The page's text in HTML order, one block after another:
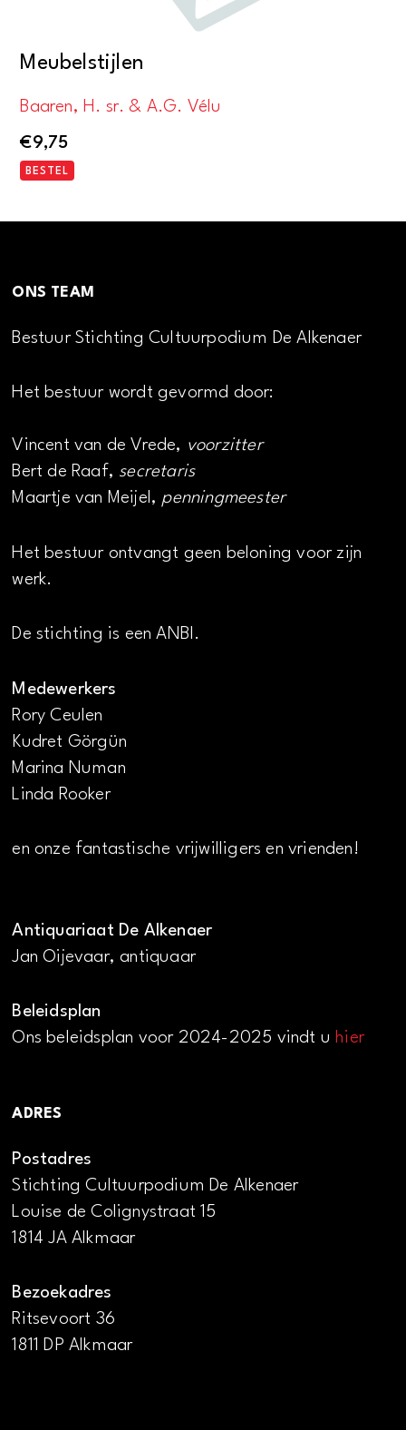
Meubelstijlen
Baaren, H. sr. & A.G. Vélu
€9,75
BESTEL
ONS TEAM
Bestuur Stichting Cultuurpodium De Alkenaer
Het bestuur wordt gevormd door:
Vincent van de Vrede, voorzitter
Bert de Raaf, secretaris
Maartje van Meijel, penningmeester
Het bestuur ontvangt geen beloning voor zijn
werk.
De stichting is een ANBI.
Medewerkers
Rory Ceulen
Kudret Görgün
Marina Numan
Linda Rooker
en onze fantastische vrijwilligers en vrienden!
Antiquariaat De Alkenaer
Jan Oijevaar, antiquaar
Beleidsplan
Ons beleidsplan voor 2024-2025 vindt uhier
ADRES
Postadres
Stichting Cultuurpodium De Alkenaer
Louise de Colignystraat 15
1814 JA Alkmaar
Bezoekadres
Ritsevoort 36
1811 DP Alkmaar